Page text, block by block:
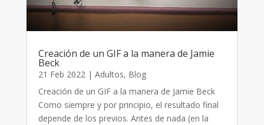
Creación de un GIF a la manera de Jamie
Beck
21 Feb 2022| Adultos, Blog
Creación de un GIF a la manera de Jamie Beck
Como siempre y por principio, el resultado final
depende de los previos. Antes de nada (en la